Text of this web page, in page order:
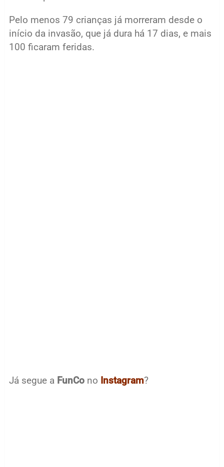
Pelo menos 79 crianças já morreram desde o
início da invasão, que já dura há 17 dias, e mais
100 ficaram feridas.
Já segue a FunCono Instagram?